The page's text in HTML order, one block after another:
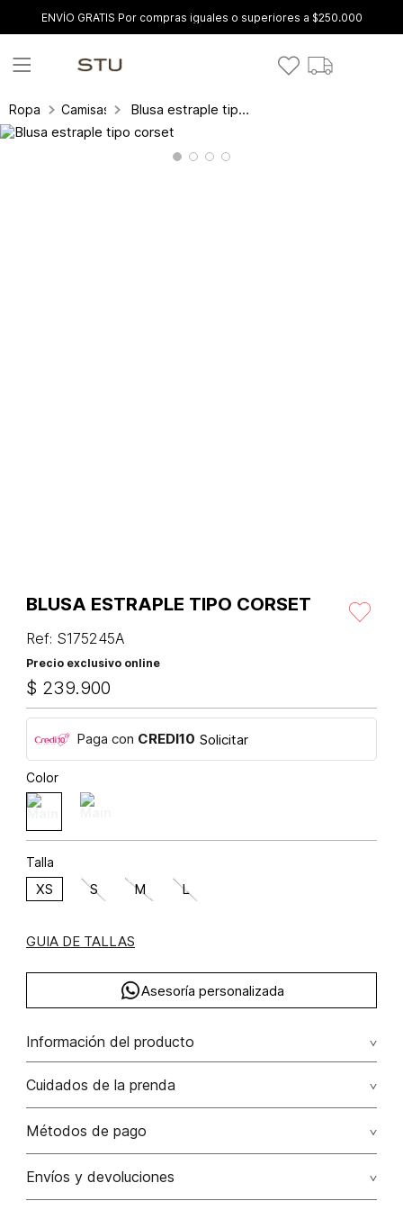
ENVÍO GRATIS Por compras iguales o superiores a $250.000
Ropa Camisas y blusas Blusa estraple tipo corset
BLUSA ESTRAPLE TIPO CORSET
Ref: S175245A
Precio exclusivo online
$ 239.900
Paga con CREDI10 Solicitar
Color
Talla
XS S M L
GUIA DE TALLAS
Asesoría personalizada
Información del producto
Blusa estraple tipo corset viscosa 58% rayón 42% 58.00%
viscosa/viscose42.00% rayón/rayon
Cuidados de la prenda
Lavar a mano por separado / no dejar en remojo / no
No usar lejia
Métodos de pago
Tarjetas de crédito: Visa, Dinners, Master Card y American
Envíos y devoluciones